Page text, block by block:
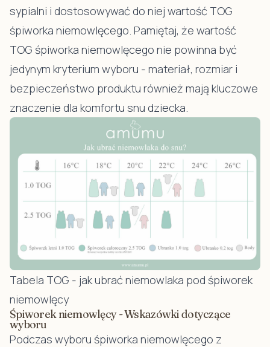
sypialni i dostosowywać do niej wartość TOG
śpiworka niemowlęcego. Pamiętaj, że wartość
TOG śpiworka niemowlęcego nie powinna być
jedynym kryterium wyboru - materiał, rozmiar i
bezpieczeństwo produktu również mają kluczowe
znaczenie dla komfortu snu dziecka.
Tabela TOG - jak ubrać niemowlaka pod śpiworek
niemowlęcy
Śpiworek niemowlęcy - Wskazówki dotyczące
wyboru
Podczas wyboru śpiworka niemowlęcego z